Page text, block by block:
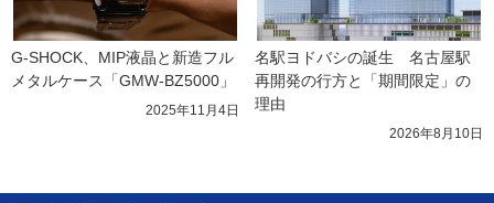
G-SHOCK、MIP液晶と新造フル
メタルケース「GMW-BZ5000」
2025年11月4日
名駅ヨドバシの誕生　名古屋駅
再開発の行方と「期間限定」の
理由
2026年8月10日